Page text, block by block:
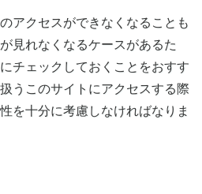
アクセスができなくなることも
見れなくなるケースがあるた
チェックしておくことをおすす
うこのサイトにアクセスする際
を十分に考慮しなければなりま